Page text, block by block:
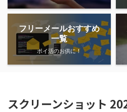
フリーメールおすすめ
一覧
ポイ活のお供に！
スクリーンショット